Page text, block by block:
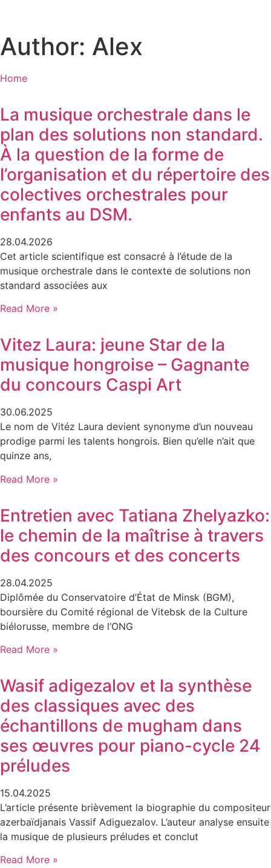
Author: Alex
Home
La musique orchestrale dans le
plan des solutions non standard.
À la question de la forme de
l’organisation et du répertoire des
colectives orchestrales pour
enfants au DSM.
28.04.2026
Cet article scientifique est consacré à l’étude de la
musique orchestrale dans le contexte de solutions non
standard associées aux
Read More »
Vitez Laura: jeune Star de la
musique hongroise – Gagnante
du concours Caspi Art
30.06.2025
Le nom de Vitéz Laura devient synonyme d’un nouveau
prodige parmi les talents hongrois. Bien qu’elle n’ait que
quinze ans,
Read More »
Entretien avec Tatiana Zhelyazko:
le chemin de la maîtrise à travers
des concours et des concerts
28.04.2025
Diplômée du Conservatoire d’État de Minsk (BGM),
boursière du Comité régional de Vitebsk de la Culture
biélorusse, membre de l’ONG
Read More »
Wasif adigezalov et la synthèse
des classiques avec des
échantillons de mugham dans
ses œuvres pour piano-cycle 24
préludes
15.04.2025
L’article présente brièvement la biographie du compositeur
azerbaïdjanais Vassif Adiguezalov. L’auteur analyse ensuite
la musique de plusieurs préludes et conclut
Read More »